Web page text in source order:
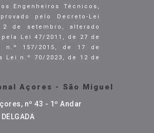
Engenheiros Técnicos,
pelo Decreto-Lei
de setembro, alterado
Lei 47/2011, de 27 de
n.º 157/2015, de 17 de
Lei n.º 70/2023, de 12 de
Açores - São Miguel
nº 43 - 1º Andar